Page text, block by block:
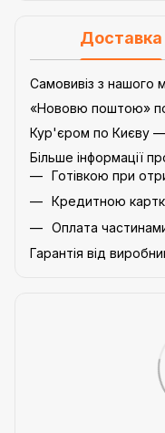
Доставка
Самовивіз з нашого
«Нововю поштою» по
Кур'єром по Києву —
Більше інформації
Готівкою при
Кредитною
Оплата
Гарантія від